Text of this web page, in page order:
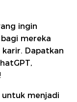
ingin
mereka
Dapatkan
menjadi